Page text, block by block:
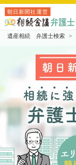
朝日新聞社運営
遺産相続 弁護士検索